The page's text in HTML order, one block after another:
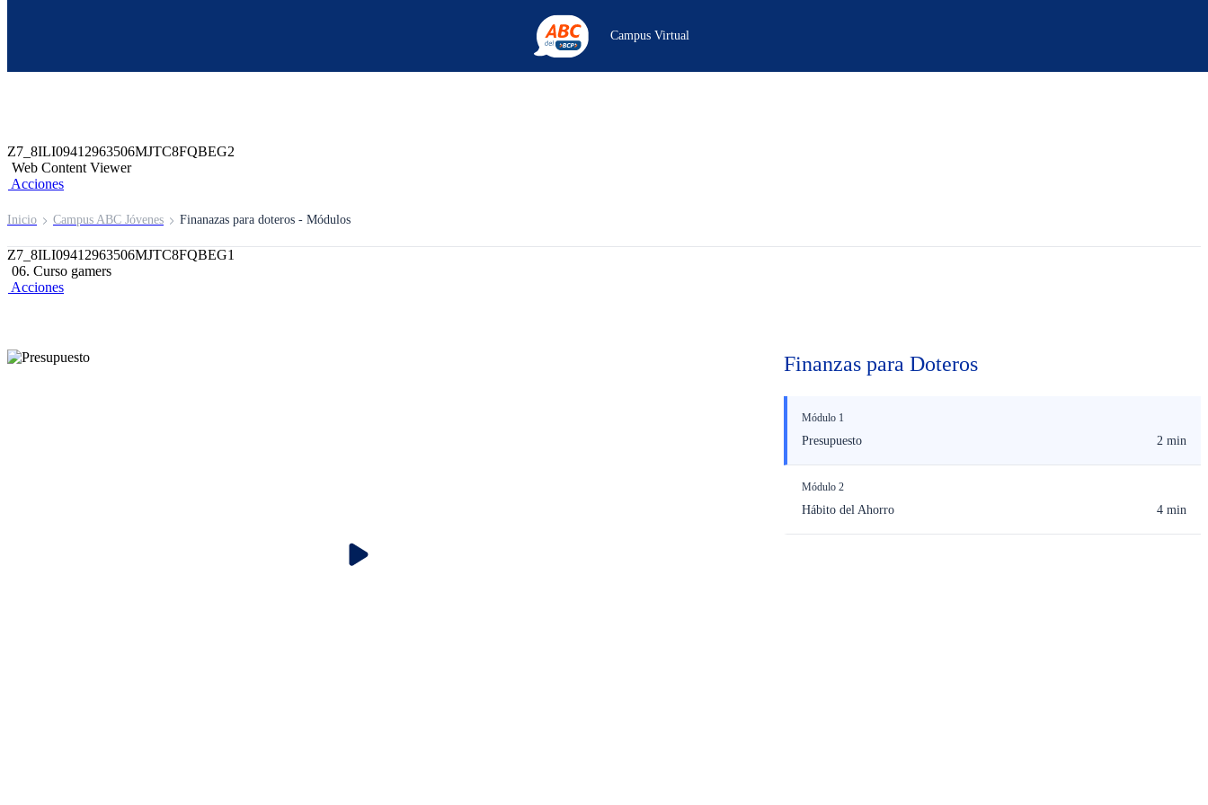
Campus Virtual
Z7_8ILI09412963506MJTC8FQBEG2
Web Content Viewer
Acciones
Inicio Campus ABC Jóvenes Finanazas para doteros - Módulos
Z7_8ILI09412963506MJTC8FQBEG1
06. Curso gamers
Acciones
Finanzas para Doteros
Módulo 1
Presupuesto 2 min
Módulo 2
Hábito del Ahorro 4 min